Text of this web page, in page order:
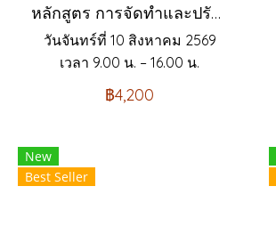
หลักสูตร การจัดทำและปรับใช้ SKILLS MATRIX อย่างได้ผล Skill Matrix Setting & Implementation
วันจันทร์ที่ 10 สิงหาคม 2569
เวลา 9.00 น. – 16.00 น.
฿4,200
New
Best Seller